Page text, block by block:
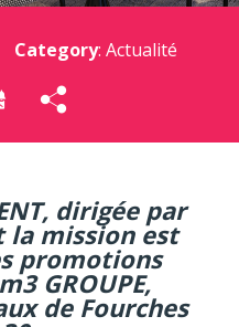
Category: Actualité
dirigée par
la mission est
promotions
GROUPE,
de Fourches